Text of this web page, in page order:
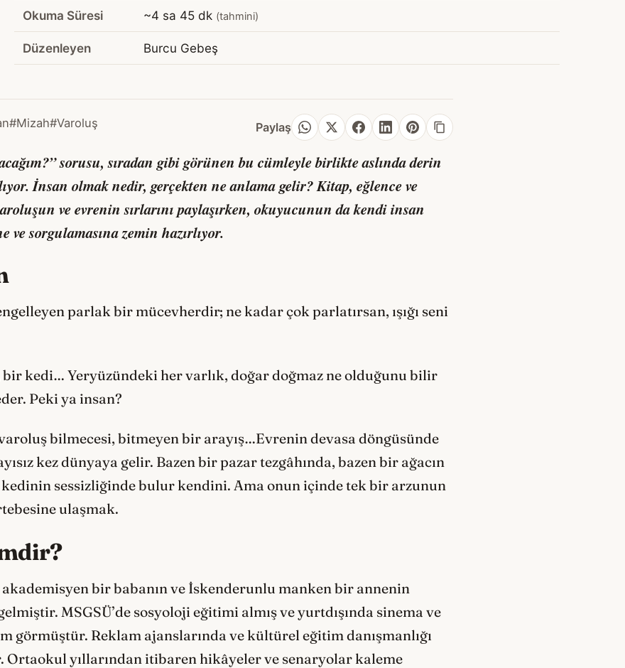
Okuma Süresi ~4 sa 45 dk (tahmini)
Düzenleyen Burcu Gebeş
#Mizah#Varoluş Paylaş
sorusu, sıradan gibi görünen bu cümleyle birlikte aslında derin
İnsan olmak nedir, gerçekten ne anlama gelir? Kitap, eğlence ve
ve evrenin sırlarını paylaşırken, okuyucunun da kendi insan
sorgulamasına zemin hazırlıyor.
parlak bir mücevherdir; ne kadar çok parlatırsan, ışığı seni
bir kedi… Yeryüzündeki her varlık, doğar doğmaz ne olduğunu bilir
Peki ya insan?
bilmecesi, bitmeyen bir arayış…Evrenin devasa döngüsünde
kez dünyaya gelir. Bazen bir pazar tezgâhında, bazen bir ağacın
sessizliğinde bulur kendini. Ama onun içinde tek bir arzunun
ulaşmak.
bir babanın ve İskenderunlu manken bir annenin
MSGSÜ’de sosyoloji eğitimi almış ve yurtdışında sinema ve
görmüştür. Reklam ajanslarında ve kültürel eğitim danışmanlığı
Ortaokul yıllarından itibaren hikâyeler ve senaryolar kaleme